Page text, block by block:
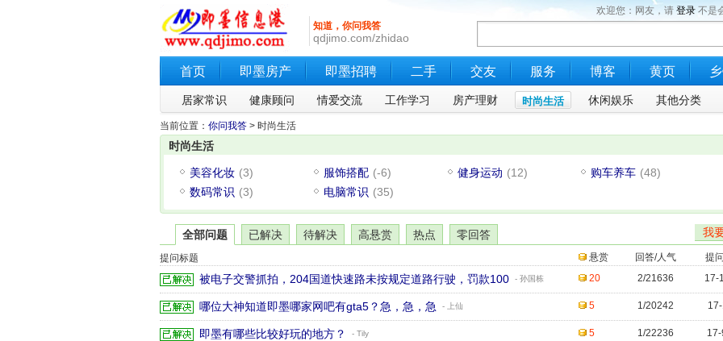
知道，你问我答
qdjimo.com/zhidao
欢迎您：网友，请 登录 不是
首页 即墨房产 即墨招聘 二手 交友 服务 博客 黄页
居家常识 健康顾问 情爱交流 工作学习 房产理财 时尚生活 休闲娱乐 其他分类
当前位置： 你问我答 > 时尚生活
时尚生活
美容化妆 (3) 服饰搭配 (-6) 健身运动 (12) 购车养车 (48)
数码常识 (3) 电脑常识 (35)
我
全部问题 已解决 待解决 高悬赏 热点 零回答
提问标题 提
回答/人气
悬赏
被电子交警抓拍，204国道快速路未按规定道路行驶，罚款100 - 孙国栋 17-
2/21636
20
哪位大神知道即墨哪家网吧有gta5？急，急，急 - 上仙 1/20242
5
即墨有哪些比较好玩的地方？ - Tily 1/22236
5